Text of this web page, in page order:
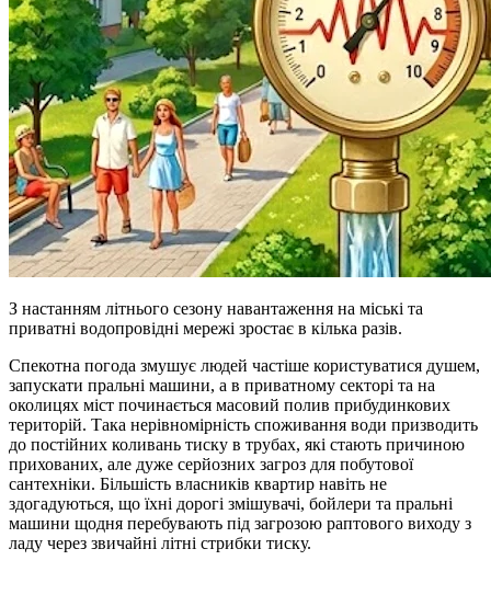
З настанням літнього сезону навантаження на міські та
приватні водопровідні мережі зростає в кілька разів.
Спекотна погода змушує людей частіше користуватися душем,
запускати пральні машини, а в приватному секторі та на
околицях міст починається масовий полив прибудинкових
територій. Така нерівномірність споживання води призводить
до постійних коливань тиску в трубах, які стають причиною
прихованих, але дуже серйозних загроз для побутової
сантехніки. Більшість власників квартир навіть не
здогадуються, що їхні дорогі змішувачі, бойлери та пральні
машини щодня перебувають під загрозою раптового виходу з
ладу через звичайні літні стрибки тиску.